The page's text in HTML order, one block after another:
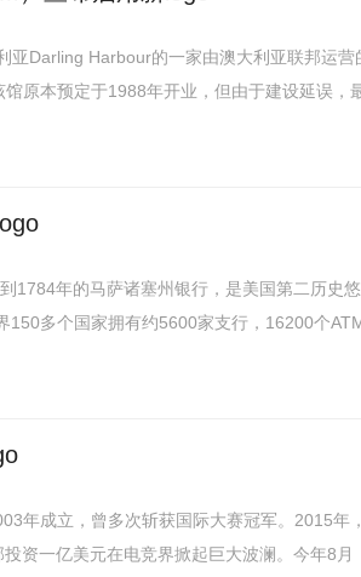
亚Darling Harbour的一家由澳大利亚联邦运营
原本预定于1988年开业，但由于建设延误，
1784年的马萨诸塞州银行，是美国第二历史悠
150多个国家拥有约5600家支行，16200个
年成立，曾多次斩获国际大赛冠军。2015年
资一亿美元在电竞界掀起巨大波澜。今年8月